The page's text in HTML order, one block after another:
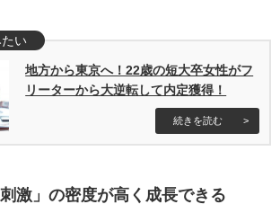
地方から東京へ！22歳の短大卒女性がフ
リーターから大逆転して内定獲得！
激」の密度が高く成長できる